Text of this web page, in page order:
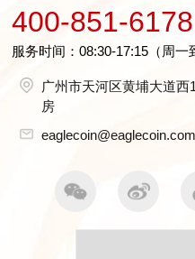
400-851-6178
服务时间：08:30-17:15（周一
广州市天河区黄埔大道
房
eaglecoin@eaglecoin.com